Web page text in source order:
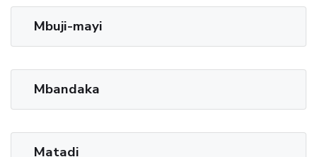
Mbuji-mayi
Mbandaka
Matadi